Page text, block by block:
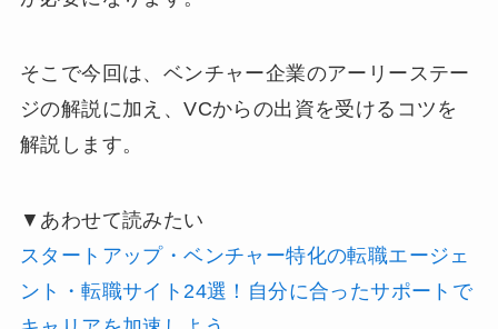
そこで今回は、ベンチャー企業のアーリーステー
ジの解説に加え、VCからの出資を受けるコツを
解説します。
▼あわせて読みたい
スタートアップ・ベンチャー特化の転職エージェ
ント・転職サイト24選！自分に合ったサポートで